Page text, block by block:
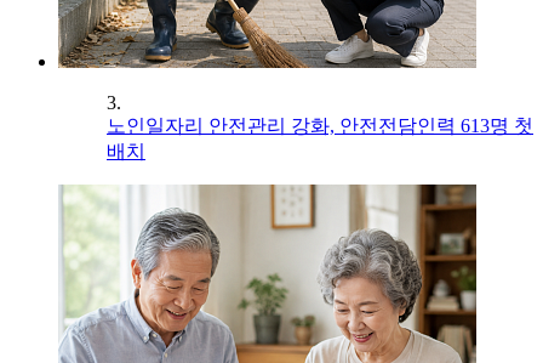
3.
노인일자리 안전관리 강화, 안전전담인력 613명 첫
배치